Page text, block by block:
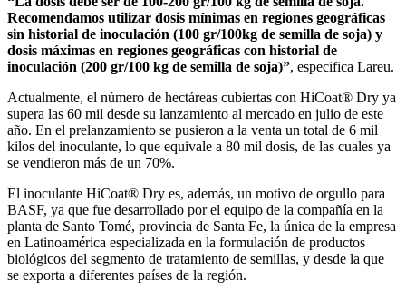
Recomendamos utilizar dosis mínimas en regiones geográficas
sin historial de inoculación (100 gr/100kg de semilla de soja) y
dosis máximas en regiones geográficas con historial de
inoculación (200 gr/100 kg de semilla de soja)”, especifica Lareu.
Actualmente, el número de hectáreas cubiertas con HiCoat® Dry ya
supera las 60 mil desde su lanzamiento al mercado en julio de este
año. En el prelanzamiento se pusieron a la venta un total de 6 mil
kilos del inoculante, lo que equivale a 80 mil dosis, de las cuales ya
se vendieron más de un 70%.
El inoculante HiCoat® Dry es, además, un motivo de orgullo para
BASF, ya que fue desarrollado por el equipo de la compañía en la
planta de Santo Tomé, provincia de Santa Fe, la única de la empresa
en Latinoamérica especializada en la formulación de productos
biológicos del segmento de tratamiento de semillas, y desde la que
se exporta a diferentes países de la región.